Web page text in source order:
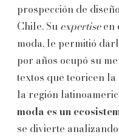
prospección de
Chile. Su expertiseen
moda, le permitió
por años ocupó su
textos que teoricen la
la región
moda es un
se divierte